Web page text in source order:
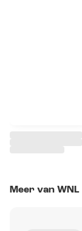
Meer van WNL